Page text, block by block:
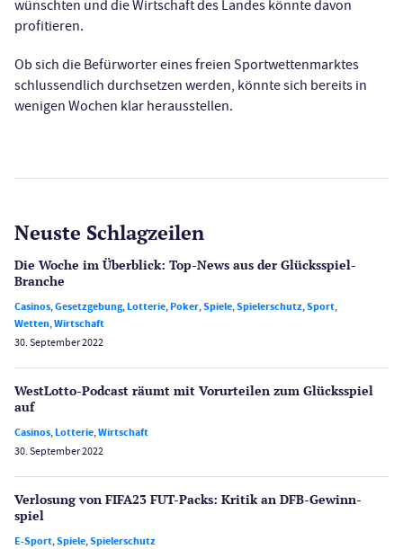
wünschten und die Wirtschaft des Landes könnte davon
profitieren.
Ob sich die Befürworter eines freien Sportwettenmarktes
schlussendlich durchsetzen werden, könnte sich bereits in
wenigen Wochen klar herausstellen.
Neuste Schlagzeilen
Die Woche im Überblick: Top-News aus der Glücksspiel-
Branche
Casinos,Gesetzgebung,Lotterie,Poker,Spiele,Spielerschutz,Sport,
Wetten,Wirtschaft
30. September 2022
WestLotto-Podcast räumt mit Vorurteilen zum Glücksspiel
auf
Casinos,Lotterie,Wirtschaft
30. September 2022
Verlosung von FIFA23 FUT-Packs: Kritik an DFB-Gewinn­
spiel
E-Sport,Spiele,Spielerschutz